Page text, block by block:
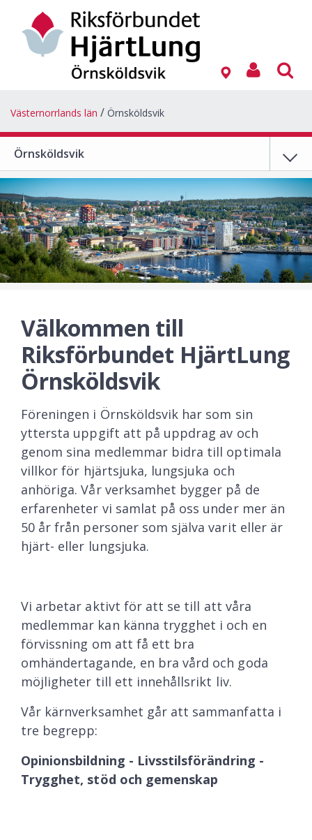
Västernorrlands län Örnsköldsvik
Örnsköldsvik
Välkommen till
Riksförbundet HjärtLung
Örnsköldsvik
Föreningen i Örnsköldsvik har som sin
yttersta uppgift att på uppdrag av och
genom sina medlemmar bidra till optimala
villkor för hjärtsjuka, lungsjuka och
anhöriga. Vår verksamhet bygger på de
erfarenheter vi samlat på oss under mer än
50 år från personer som själva varit eller är
hjärt- eller lungsjuka.
Vi arbetar aktivt för att se till att våra
medlemmar kan känna trygghet i och en
förvissning om att få ett bra
omhändertagande, en bra vård och goda
möjligheter till ett innehållsrikt liv.
Vår kärnverksamhet går att sammanfatta i
tre begrepp:
Opinionsbildning - Livsstilsförändring -
Trygghet, stöd och gemenskap